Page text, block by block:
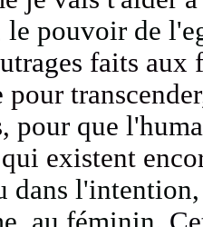
le pouvoir de
faits aux
pour
pour que
qui existent
dans